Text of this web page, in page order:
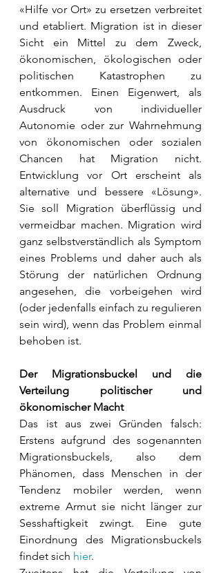
«Hilfe vor Ort» zu ersetzen verbreitet
und etabliert. Migration ist in dieser
Sicht ein Mittel zu dem Zweck,
ökonomischen, ökologischen oder
politischen Katastrophen zu
entkommen. Einen Eigenwert, als
Ausdruck von individueller
Autonomie oder zur Wahrnehmung
von ökonomischen oder sozialen
Chancen hat Migration nicht.
Entwicklung vor Ort erscheint als
alternative und bessere «Lösung».
Sie soll Migration überflüssig und
vermeidbar machen. Migration wird
ganz selbstverständlich als Symptom
eines Problems und daher auch als
Störung der natürlichen Ordnung
angesehen, die vorbeigehen wird
(oder jedenfalls einfach zu regulieren
sein wird), wenn das Problem einmal
behoben ist.
Der Migrationsbuckel und die
Verteilung politischer und
ökonomischer Macht
Das ist aus zwei Gründen falsch:
Erstens aufgrund des sogenannten
Migrationsbuckels, also dem
Phänomen, dass Menschen in der
Tendenz mobiler werden, wenn
extreme Armut sie nicht länger zur
Sesshaftigkeit zwingt. Eine gute
Einordnung des Migrationsbuckels
findet sich hier.